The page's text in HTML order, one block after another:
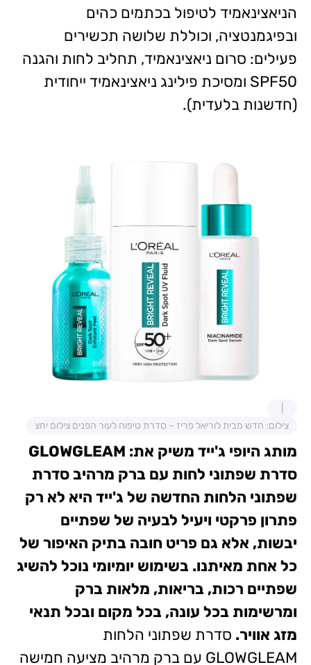
הניאצינאמיד לטיפול בכתמים כהים
ובפיגמנטציה, וכוללת שלושה תכשירים
פעילים: סרום ניאצינאמיד, תחליב לחות והגנה
SPF50 ומסיכת פילינג ניאצינאמיד ייחודית
(חדשנות בלעדית).
צילום: חדש מבית לוריאל פריז – סדרת טיפוח לעור הפנים צילום יחצ
מותג היופי ג'ייד משיק את: GLOWGLEAM
סדרת שפתוני לחות עם ברק מרהיבסדרת
שפתוני הלחות החדשה של ג'ייד היא לא רק
פתרון פרקטי ויעיל לבעיה של שפתיים
יבשות, אלא גם פריט חובה בתיק האיפור של
כל אחת מאיתנו. בשימוש יומיומי נוכל להשיג
שפתיים רכות, בריאות, מלאות ברק
ומרשימות בכל עונה, בכל מקום ובכל תנאי
מזג אוויר. סדרת שפתוני הלחות
GLOWGLEAM עם ברק מרהיב מציעה חמישה